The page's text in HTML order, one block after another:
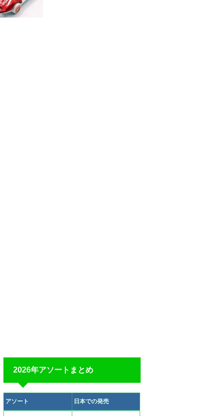
2026年アソートまとめ
アソート 日本での発売